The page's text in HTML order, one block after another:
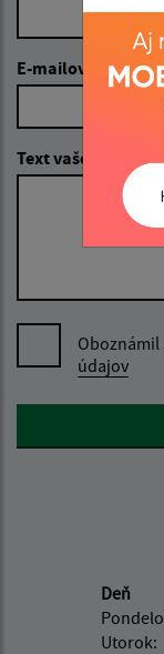
E-mailová adresa
Text vašej správy
Oboznámil
údajov
Google reCaptcha
Deň
Utorok: